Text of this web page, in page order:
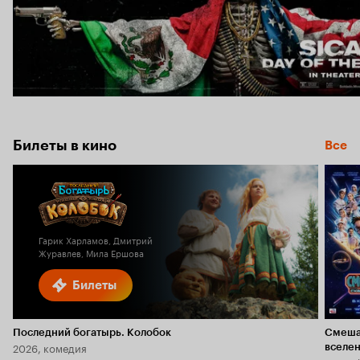
Билеты в кино Все
Билеты
Гарик Харламов, Дмитрий
Журавлев, Мила Ершова
Последний богатырь. Колобок
2026, комедия